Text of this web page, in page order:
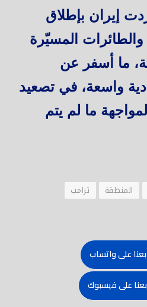
إيران بإطلاق
المسيّرة
ما أسفر عن
واسعة، في تصعيد
ما لم يتم
المنطقة
ترامب
على واتساب
على فيسبوك